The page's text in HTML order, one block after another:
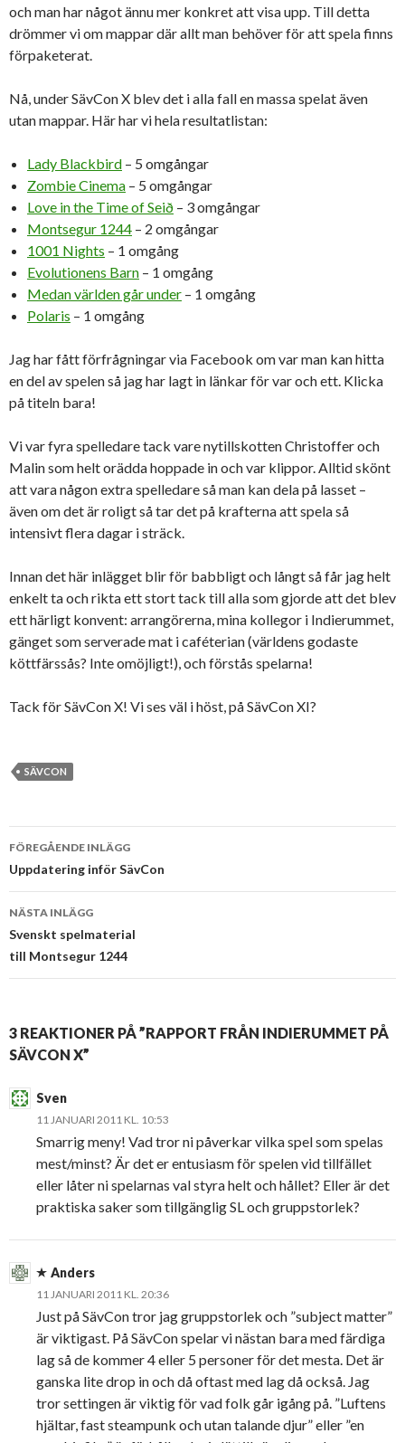
och man har något ännu mer konkret att visa upp. Till detta
drömmer vi om mappar där allt man behöver för att spela finns
förpaketerat.
Nå, under SävCon X blev det i alla fall en massa spelat även
utan mappar. Här har vi hela resultatlistan:
Lady Blackbird – 5 omgångar
Zombie Cinema – 5 omgångar
Love in the Time of Seið – 3 omgångar
Montsegur 1244 – 2 omgångar
1001 Nights – 1 omgång
Evolutionens Barn – 1 omgång
Medan världen går under – 1 omgång
Polaris – 1 omgång
Jag har fått förfrågningar via Facebook om var man kan hitta
en del av spelen så jag har lagt in länkar för var och ett. Klicka
på titeln bara!
Vi var fyra spelledare tack vare nytillskotten Christoffer och
Malin som helt orädda hoppade in och var klippor. Alltid skönt
att vara någon extra spelledare så man kan dela på lasset –
även om det är roligt så tar det på krafterna att spela så
intensivt flera dagar i sträck.
Innan det här inlägget blir för babbligt och långt så får jag helt
enkelt ta och rikta ett stort tack till alla som gjorde att det blev
ett härligt konvent: arrangörerna, mina kollegor i Indierummet,
gänget som serverade mat i caféterian (världens godaste
köttfärssås? Inte omöjligt!), och förstås spelarna!
Tack för SävCon X! Vi ses väl i höst, på SävCon XI?
SÄVCON
Inläggsnavigering
FÖREGÅENDE INLÄGG
Uppdatering inför SävCon
NÄSTA INLÄGG
Svenskt spelmaterial
till Montsegur 1244
3 REAKTIONER PÅ ”RAPPORT FRÅN INDIERUMMET PÅ
SÄVCON X”
Sven
11 JANUARI 2011 KL. 10:53
Smarrig meny! Vad tror ni påverkar vilka spel som spelas
mest/minst? Är det er entusiasm för spelen vid tillfället
eller låter ni spelarnas val styra helt och hållet? Eller är det
praktiska saker som tillgänglig SL och gruppstorlek?
Anders
11 JANUARI 2011 KL. 20:36
Just på SävCon tror jag gruppstorlek och ”subject matter”
är viktigast. På SävCon spelar vi nästan bara med färdiga
lag så de kommer 4 eller 5 personer för det mesta. Det är
ganska lite drop in och då oftast med lag då också. Jag
tror settingen är viktig för vad folk går igång på. ”Luftens
hjältar, fast steampunk och utan talande djur” eller ”en